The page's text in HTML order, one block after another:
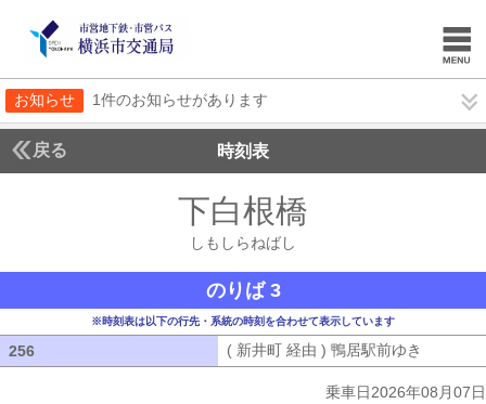
お知らせ 1件のお知らせがあります
戻る 時刻表
下白根橋
しもしらねばし
のりば 3
※時刻表は以下の行先・系統の時刻を合わせて表示しています
256 ( 新井町 経由 ) 鴨居駅前ゆき
乗車日2026年08月07日